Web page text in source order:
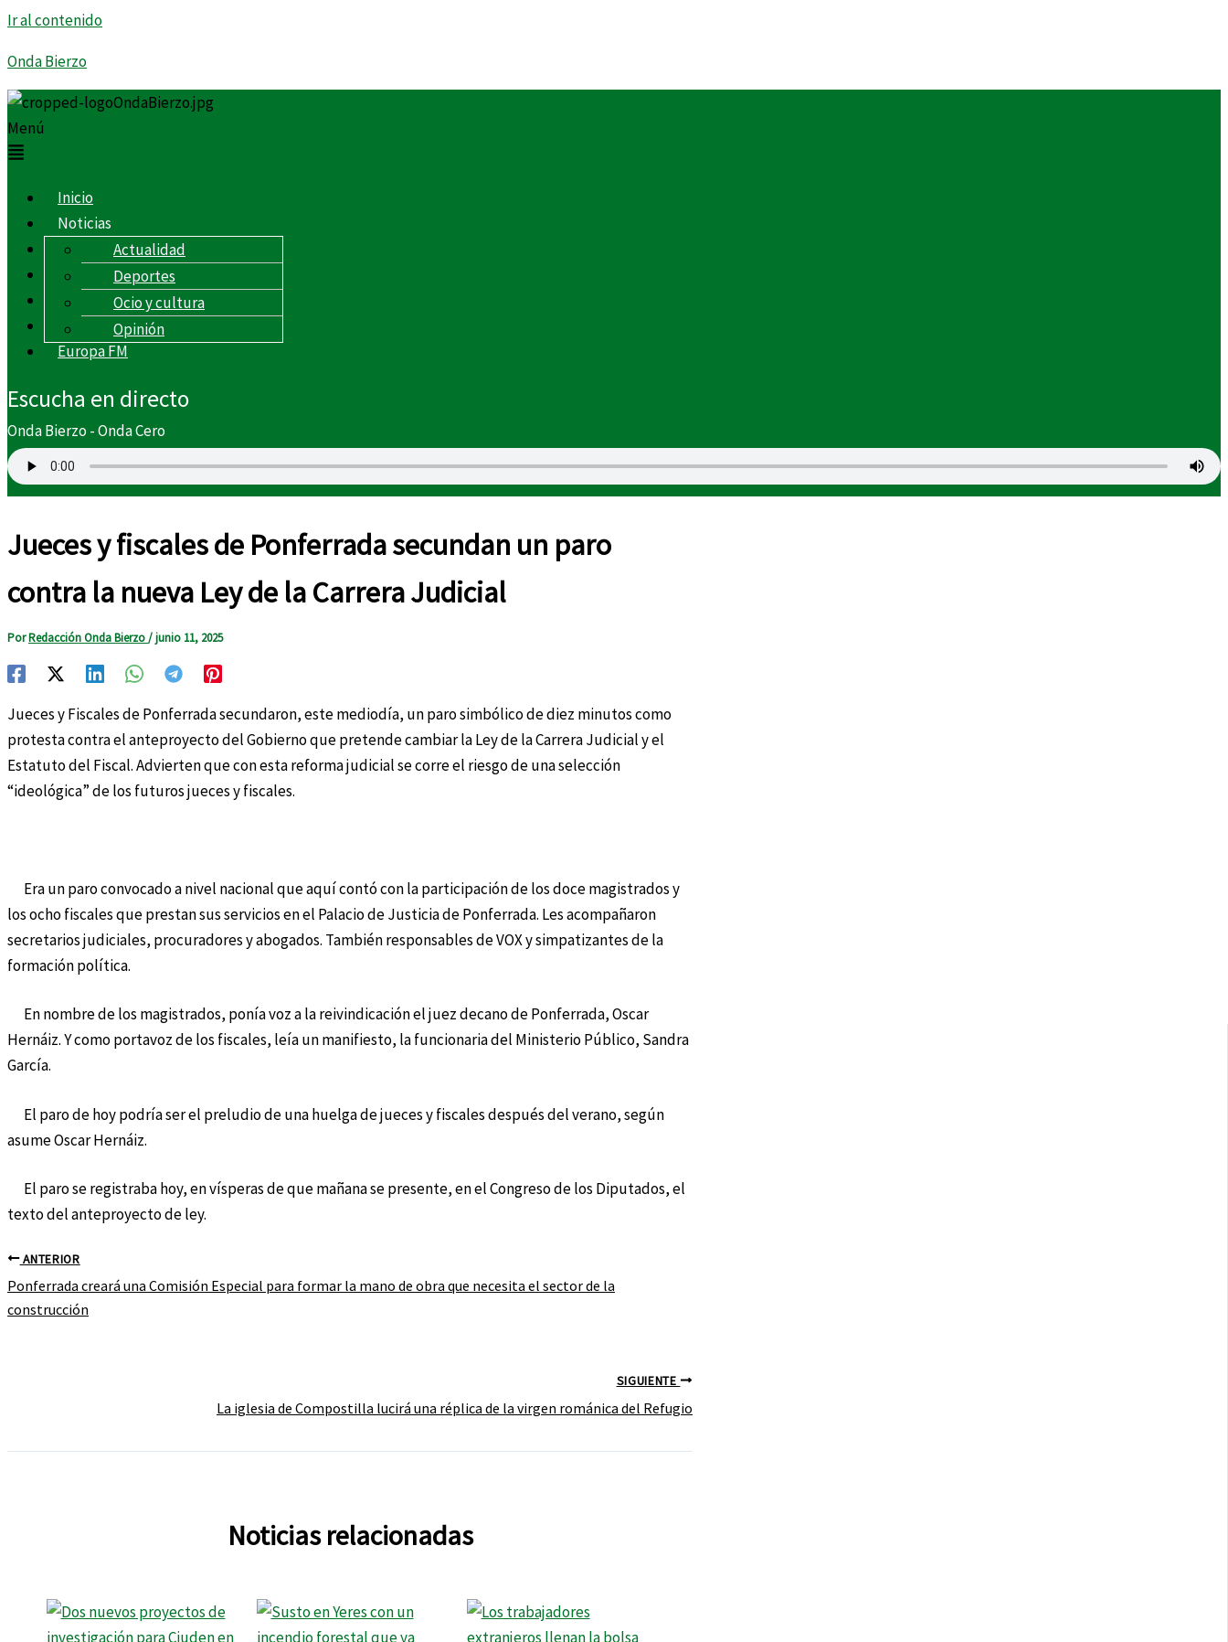
Ir al contenido
Onda Bierzo
Menú
Inicio
Noticias
Actualidad
Deportes
Ocio y cultura
Opinión
Programas
Podcast
Sobre nosotros
Contacto
Europa FM
Escucha en directo
Onda Bierzo - Onda Cero
Jueces y fiscales de Ponferrada secundan un paro
contra la nueva Ley de la Carrera Judicial
PorRedacción Onda Bierzo/junio 11, 2025
Jueces y Fiscales de Ponferrada secundaron, este mediodía, un paro simbólico de diez minutos como
protesta contra el anteproyecto del Gobierno que pretende cambiar la Ley de la Carrera Judicial y el
Estatuto del Fiscal. Advierten que con esta reforma judicial se corre el riesgo de una selección
“ideológica” de los futuros jueces y fiscales.
Era un paro convocado a nivel nacional que aquí contó con la participación de los doce magistrados y
los ocho fiscales que prestan sus servicios en el Palacio de Justicia de Ponferrada. Les acompañaron
secretarios judiciales, procuradores y abogados. También responsables de VOX y simpatizantes de la
formación política.
En nombre de los magistrados, ponía voz a la reivindicación el juez decano de Ponferrada, Oscar
Hernáiz. Y como portavoz de los fiscales, leía un manifiesto, la funcionaria del Ministerio Público, Sandra
García.
El paro de hoy podría ser el preludio de una huelga de jueces y fiscales después del verano, según
asume Oscar Hernáiz.
El paro se registraba hoy, en vísperas de que mañana se presente, en el Congreso de los Diputados, el
texto del anteproyecto de ley.
ANTERIOR
Ponferrada creará una Comisión Especial para formar la mano de obra que necesita el sector de la
construcción
SIGUIENTE
La iglesia de Compostilla lucirá una réplica de la virgen románica del Refugio
Noticias relacionadas